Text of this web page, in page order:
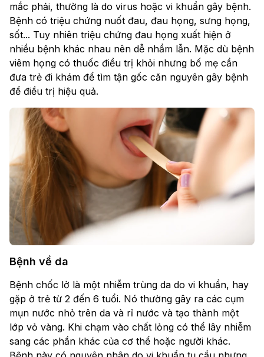
mắc phải, thường là do virus hoặc vi khuẩn gây bệnh.
Bệnh có triệu chứng nuốt đau, đau họng, sưng họng,
sốt... Tuy nhiên triệu chứng đau họng xuất hiện ở
nhiều bệnh khác nhau nên dễ nhầm lẫn. Mặc dù bệnh
viêm họng có thuốc điều trị khỏi nhưng bố mẹ cần
đưa trẻ đi khám để tìm tận gốc căn nguyên gây bệnh
để điều trị hiệu quả.
Bệnh về da
Bệnh chốc lở là một nhiễm trùng da do vi khuẩn, hay
gặp ở trẻ từ 2 đến 6 tuổi. Nó thường gây ra các cụm
mụn nước nhỏ trên da và rỉ nước và tạo thành một
lớp vỏ vàng. Khi chạm vào chất lỏng có thể lây nhiễm
sang các phần khác của cơ thể hoặc người khác.